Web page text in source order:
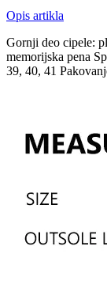
Opis artikla
Gornji deo cipele:
memorijska pena
39, 40, 41